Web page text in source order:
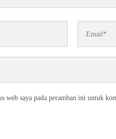
web saya pada peramban ini untuk